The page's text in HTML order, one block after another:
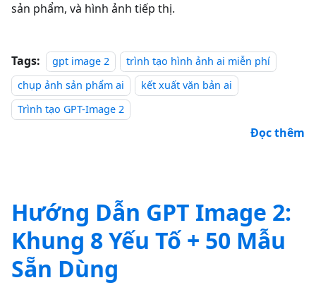
sản phẩm, và hình ảnh tiếp thị.
Tags: gpt image 2
trình tạo hình ảnh ai miễn phí
chụp ảnh sản phẩm ai
kết xuất văn bản ai
Trình tạo GPT-Image 2
Đọc thêm
Hướng Dẫn GPT Image 2:
Khung 8 Yếu Tố + 50 Mẫu
Sẵn Dùng